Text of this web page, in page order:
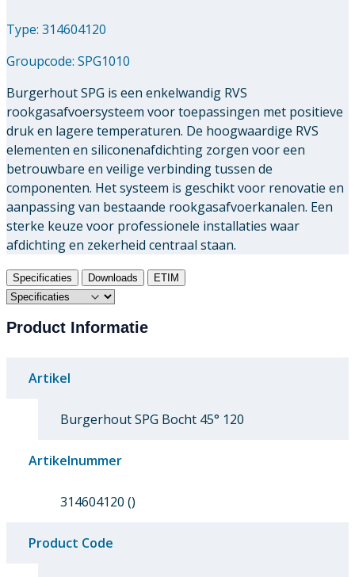
Type: 314604120
Groupcode: SPG1010
Burgerhout SPG is een enkelwandig RVS
rookgasafvoersysteem voor toepassingen met positieve
druk en lagere temperaturen. De hoogwaardige RVS
elementen en siliconenafdichting zorgen voor een
betrouwbare en veilige verbinding tussen de
componenten. Het systeem is geschikt voor renovatie en
aanpassing van bestaande rookgasafvoerkanalen. Een
sterke keuze voor professionele installaties waar
afdichting en zekerheid centraal staan.
Specificaties Downloads ETIM
Product Informatie
Artikel
Burgerhout SPG Bocht 45° 120
Artikelnummer
314604120 ()
Product Code